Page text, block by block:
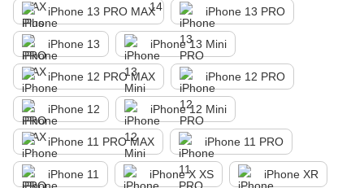
iPhone 13 PRO MAX iPhone 13 PRO
iPhone 13 iPhone 13 Mini
iPhone 12 PRO MAX iPhone 12 PRO
iPhone 12 iPhone 12 Mini
iPhone 11 PRO MAX iPhone 11 PRO
iPhone 11 iPhone X XS iPhone XR